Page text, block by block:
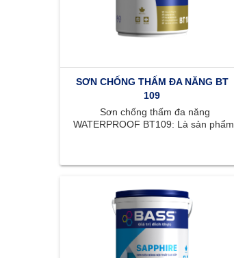
SƠN CHỐNG THẤM ĐA NĂNG BT
109
Sơn chống thấm đa năng
WATERPROOF BT109: Là sản phẩm